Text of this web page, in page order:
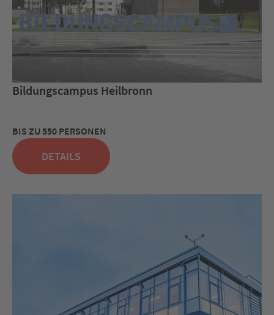
Bildungscampus Heilbronn
BIS ZU 550 PERSONEN
DETAILS